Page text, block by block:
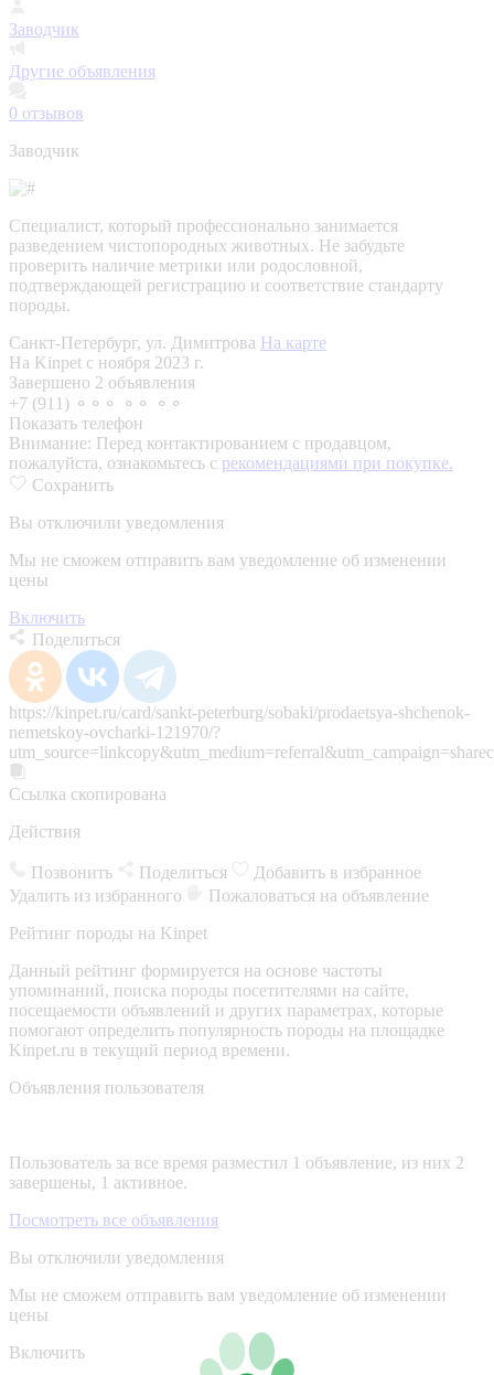
Заводчик
Другие объявления
0 отзывов
Заводчик
Специалист, который профессионально занимается
разведением чистопородных животных. Не забудьте
проверить наличие метрики или родословной,
подтверждающей регистрацию и соответствие стандарту
породы.
Санкт-Петербург, ул. Димитрова На карте
На Kinpet c ноября 2023 г.
Завершено 2 объявления
+7 (911) ⚬⚬⚬ ⚬⚬ ⚬⚬
Показать телефон
Внимание: Перед контактированием с продавцом,
пожалуйста, ознакомьтесь с рекомендациями при покупке.
Сохранить
Вы отключили уведомления
Мы не сможем отправить вам уведомление об изменении
цены
Включить
Поделиться
https://kinpet.ru/card/sankt-peterburg/sobaki/prodaetsya-shchenok-
nemetskoy-ovcharki-121970/?
Ссылка скопирована
Действия
Позвонить Поделиться
Добавить в избранное
Удалить из избранного
Пожаловаться на объявление
Рейтинг породы на Kinpet
Данный рейтинг формируется на основе частоты
упоминаний, поиска породы посетителями на сайте,
посещаемости объявлений и других параметрах, которые
помогают определить популярность породы на площадке
Kinpet.ru в текущий период времени.
Объявления пользователя
Пользователь за все время разместил 1 объявление, из них 2
завершены, 1 активное.
Посмотреть все объявления
Вы отключили уведомления
Мы не сможем отправить вам уведомление об изменении
цены
Включить